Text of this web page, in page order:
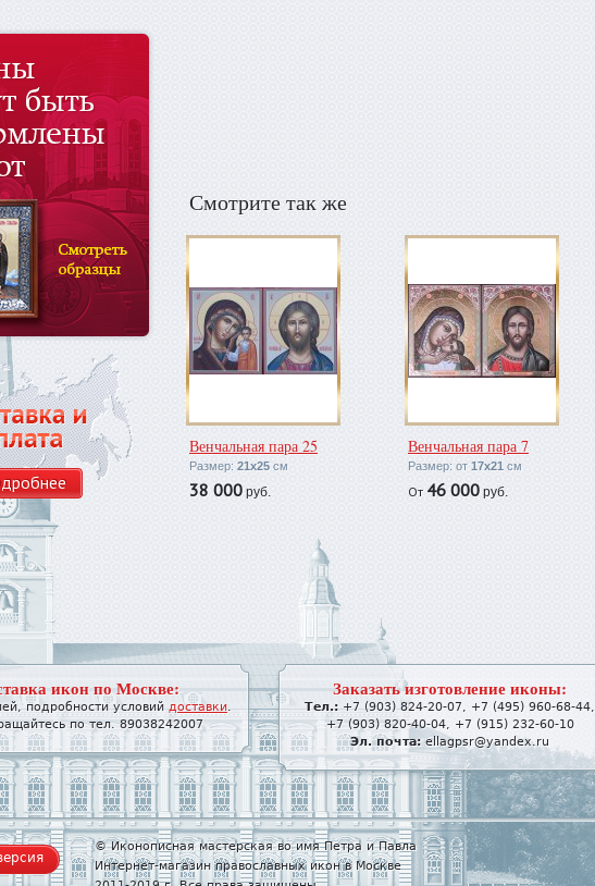
Смотрите так же
Венчальная пара 25
Размер: 21х25 см
38 000 руб.
Венчальная пара 7
Размер: от 17х21 см
От 46 000 руб.
икон по Москве:
подробности условийдоставки.
по тел. 89038242007
Заказать изготовление иконы:
Тел.: +7 (903) 824-20-07, +7 (495) 960-68-44,
+7 (903) 820-40-04, +7 (915) 232-60-10
Эл. почта: ellagpsr@yandex.ru
© Иконописная мастерская во имя Петра и Павла
Интернет-магазин православных икон в Москве